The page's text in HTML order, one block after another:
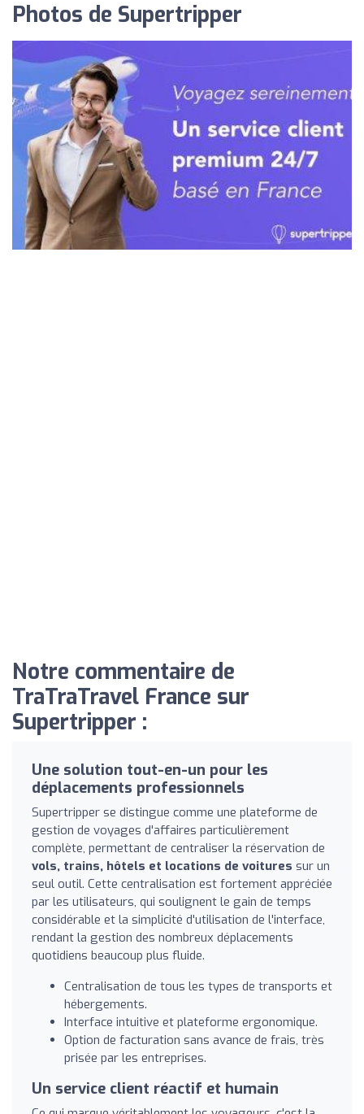
Photos de Supertripper
Notre commentaire de
TraTraTravel France sur
Supertripper :
Une solution tout-en-un pour les
déplacements professionnels
Supertripper se distingue comme une plateforme de
gestion de voyages d'affaires particulièrement
complète, permettant de centraliser la réservation de
vols, trains, hôtels et locations de voitures sur un
seul outil. Cette centralisation est fortement appréciée
par les utilisateurs, qui soulignent le gain de temps
considérable et la simplicité d'utilisation de l'interface,
rendant la gestion des nombreux déplacements
quotidiens beaucoup plus fluide.
Centralisation de tous les types de transports et
hébergements.
Interface intuitive et plateforme ergonomique.
Option de facturation sans avance de frais, très
prisée par les entreprises.
Un service client réactif et humain